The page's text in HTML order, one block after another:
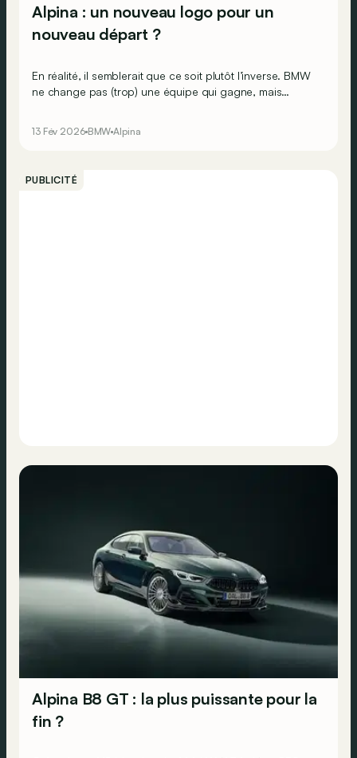
Alpina : un nouveau logo pour un
nouveau départ ?
En réalité, il semblerait que ce soit plutôt l’inverse. BMW
ne change pas (trop) une équipe qui gagne, mais
13 Fév 2026 BMW Alpina
PUBLICITÉ
Alpina B8 GT : la plus puissante pour la
fin ?